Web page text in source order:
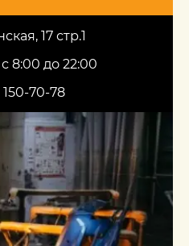
17 стр.1
8:00 до 22:00
150-70-78